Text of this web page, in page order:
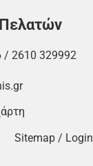
Πελατών
/ 2610 329992
Sitemap / Login